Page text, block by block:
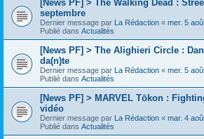
[News PF] > The Walking Dead :
septembre
Dernier message par La Rédaction « mer. 5
Publié dans Actualités
[News PF] > The Alighieri Circle :
da(n)te
Dernier message par La Rédaction « mer. 5
Publié dans Actualités
[News PF] > MARVEL Tōkon :
vidéo
Dernier message par La Rédaction « mar. 4
Publié dans Actualités